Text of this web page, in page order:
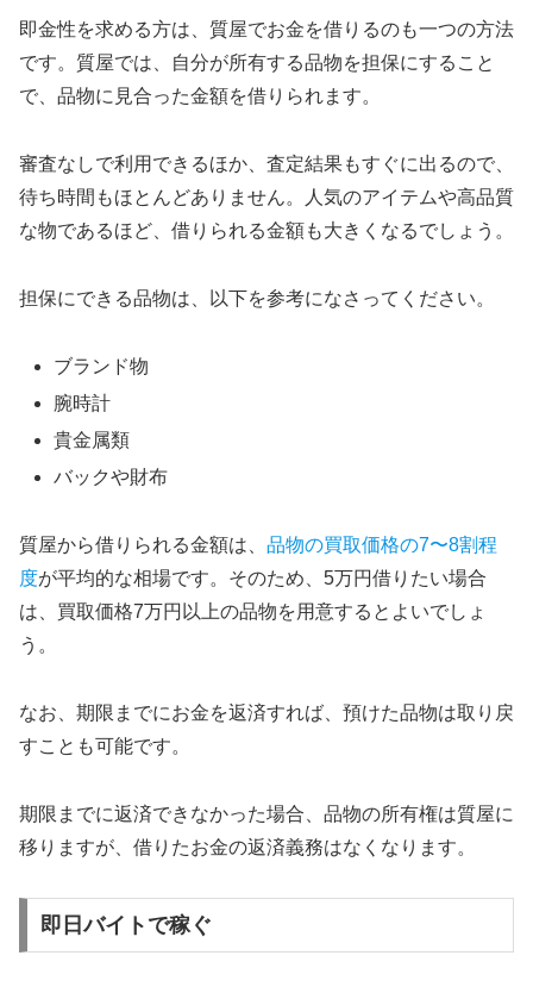
即金性を求める方は、質屋でお金を借りるのも一つの方法
です。質屋では、自分が所有する品物を担保にすること
で、品物に見合った金額を借りられます。
審査なしで利用できるほか、査定結果もすぐに出るので、
待ち時間もほとんどありません。人気のアイテムや高品質
な物であるほど、借りられる金額も大きくなるでしょう。
担保にできる品物は、以下を参考になさってください。
ブランド物
腕時計
貴金属類
バックや財布
質屋から借りられる金額は、 品物の買取価格の7〜8割程
度が平均的な相場です。そのため、5万円借りたい場合
は、買取価格7万円以上の品物を用意するとよいでしょ
う。
なお、期限までにお金を返済すれば、預けた品物は取り戻
すことも可能です。
期限までに返済できなかった場合、品物の所有権は質屋に
移りますが、借りたお金の返済義務はなくなります。
即日バイトで稼ぐ